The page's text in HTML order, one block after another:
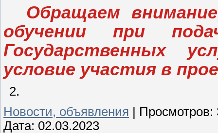
Обращаем
обучении при
Государственных
условие участия в
Новости, объявления | Просмотров:
Дата: 02.03.2023